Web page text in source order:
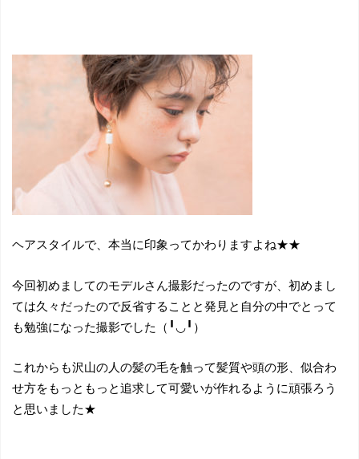
ヘアスタイルで、本当に印象ってかわりますよね★★
今回初めましてのモデルさん撮影だったのですが、初めまし
ては久々だったので反省することと発見と自分の中でとって
も勉強になった撮影でした（╹◡╹）
これからも沢山の人の髪の毛を触って髪質や頭の形、似合わ
せ方をもっともっと追求して可愛いが作れるように頑張ろう
と思いました★